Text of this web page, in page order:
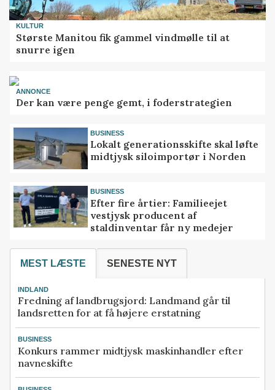
KULTUR
Største Manitou fik gammel vindmølle til at
snurre igen
ANNONCE
Der kan være penge gemt, i foderstrategien
BUSINESS
Lokalt generationsskifte skal løfte
midtjysk siloimportør i Norden
BUSINESS
Efter fire årtier: Familieejet
vestjysk producent af
staldinventar får ny medejer
MEST LÆSTE SENESTE NYT
INDLAND
Fredning af landbrugsjord: Landmand går til
landsretten for at få højere erstatning
BUSINESS
Konkurs rammer midtjysk maskinhandler efter
navneskifte